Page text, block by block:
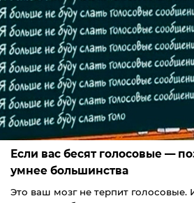
Если вас бесят голосовые —
умнее большинства
Это ваш мозг не терпит голосовые.